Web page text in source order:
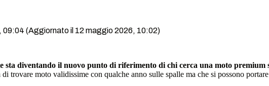
09:04 (Aggiornato il 12 maggio 2026, 10:02)
sta diventando il nuovo punto di riferimento di chi cerca una moto premium
trovare moto validissime con qualche anno sulle spalle ma che si possono